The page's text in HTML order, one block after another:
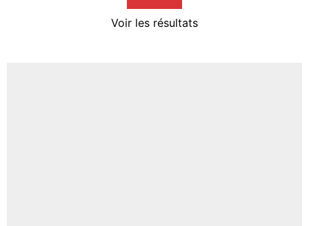
Voir les résultats